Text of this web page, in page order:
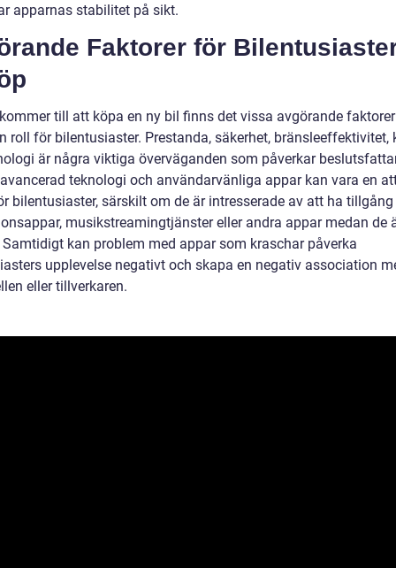
apparnas stabilitet på sikt.
Faktorer för
till att köpa en ny bil finns det vissa avgörande
roll för bilentusiaster. Prestanda, säkerhet, bränsleeffektivitet,
är några viktiga överväganden som påverkar
teknologi och användarvänliga appar kan vara en
bilentusiaster, särskilt om de är intresserade av att ha
musikstreamingtjänster eller andra appar medan de
Samtidigt kan problem med appar som kraschar påverka
upplevelse negativt och skapa en negativ association
eller tillverkaren.